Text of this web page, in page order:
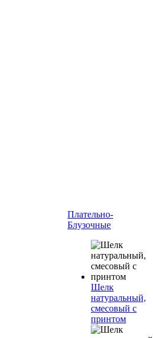
Плательно-
Блузочные
Шелк
натуральный,
смесовый с
принтом